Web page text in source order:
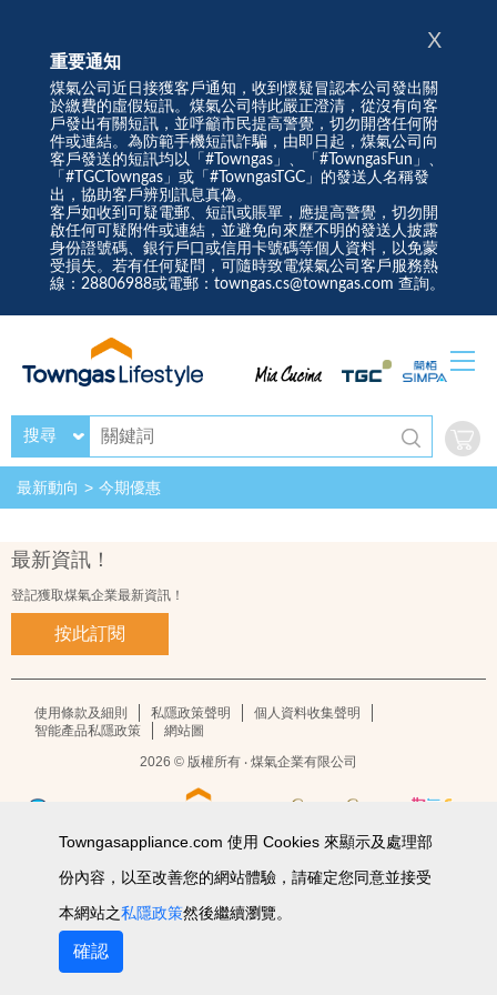
重要通知
煤氣公司近日接獲客戶通知，收到懷疑冒認本公司發出關
於繳費的虛假短訊。煤氣公司特此嚴正澄清，從沒有向客
戶發出有關短訊，並呼籲市民提高警覺，切勿開啓任何附
件或連結。為防範手機短訊詐騙，由即日起，煤氣公司向
客戶發送的短訊均以「#Towngas」、「#TowngasFun」、
「#TGCTowngas」或「#TowngasTGC」的發送人名稱發
出，協助客戶辨別訊息真偽。
客戶如收到可疑電郵、短訊或賬單，應提高警覺，切勿開
啟任何可疑附件或連結，並避免向來歷不明的發送人披露
身份證號碼、銀行戶口或信用卡號碼等個人資料，以免蒙
受損失。若有任何疑問，可隨時致電煤氣公司客戶服務熱
線：28806988或電郵：towngas.cs@towngas.com 查詢。
X
搜尋
最新動向 今期優惠
最新資訊！
登記獲取煤氣企業最新資訊！
按此訂閱
使用條款及細則 私隱政策聲明
個人資料收集聲明
智能產品私隱政策
網站圖
2026 © 版權所有 ‧ 煤氣企業有限公司
Towngasappliance.com 使用 Cookies 來顯示及處理部
份內容，以至改善您的網站體驗，請確定您同意並接受
本網站之私隱政策然後繼續瀏覽。
確認